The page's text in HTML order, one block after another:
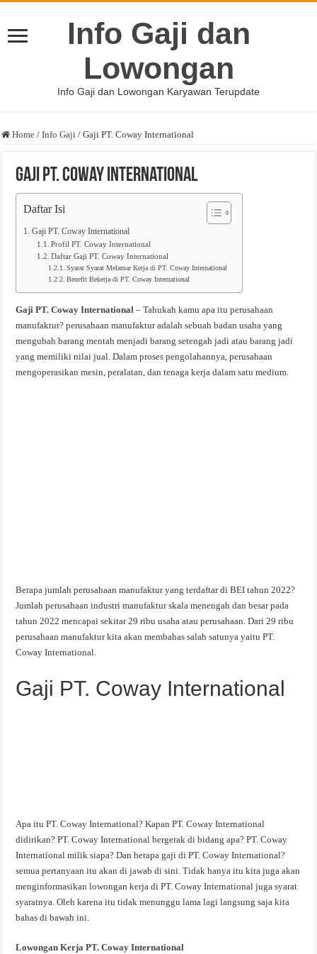
Info Gaji dan
Lowongan
Info Gaji dan Lowongan Karyawan Terupdate
Home / Info Gaji / Gaji PT. Coway International
Gaji PT. Coway International
Daftar Isi
Gaji PT. Coway International
Profil PT. Coway International
Daftar Gaji PT. Coway International
Syarat Syarat Melamar Kerja di PT. Coway International
Benefit Bekerja di PT. Coway International
Gaji PT. Coway International – Tahukah kamu apa itu perusahaan
manufaktur? perusahaan manufaktur adalah sebuah badan usaha yang
mengubah barang mentah menjadi barang setengah jadi atau barang jadi
yang memiliki nilai jual. Dalam proses pengolahannya, perusahaan
mengoperasikan mesin, peralatan, dan tenaga kerja dalam satu medium.
Berapa jumlah perusahaan manufaktur yang terdaftar di BEI tahun 2022?
Jumlah perusahaan industri manufaktur skala menengah dan besar pada
tahun 2022 mencapai sekitar 29 ribu usaha atau perusahaan. Dari 29 ribu
perusahaan manufaktur kita akan membahas salah satunya yaitu PT.
Coway International.
Gaji PT. Coway International
Apa itu PT. Coway International? Kapan PT. Coway International
didirikan? PT. Coway International bergerak di bidang apa? PT. Coway
International milik siapa? Dan berapa gaji di PT. Coway International?
semua pertanyaan itu akan di jawab di sini. Tidak hanya itu kita juga akan
menginformasikan lowongan kerja di PT. Coway International juga syarat
syaratnya. Oleh karena itu tidak menunggu lama lagi langsung saja kita
bahas di bawah ini.
Lowongan Kerja PT. Coway International